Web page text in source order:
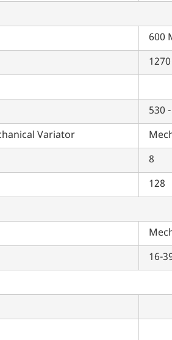
600
530
Variator
8
128
16-
in Privacy Policy.